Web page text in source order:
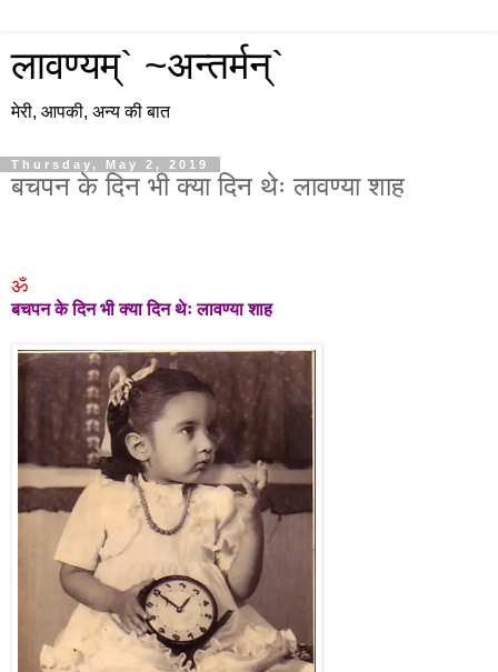
लावण्यम्` ~अन्तर्मन्`
मेरी, आपकी, अन्य की बात
Thursday, May 2, 2019
बचपन के दिन भी क्या दिन थेः लावण्या शाह
ॐ
बचपन के दिन भी क्या दिन थेः लावण्या शाह